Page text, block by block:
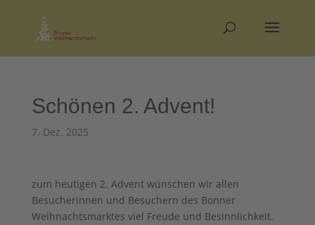
Schönen 2. Advent!
7. Dez. 2025
zum heutigen 2. Advent wünschen wir allen
Besucherinnen und Besuchern des Bonner
Weihnachtsmarktes viel Freude und Besinnlichkeit.